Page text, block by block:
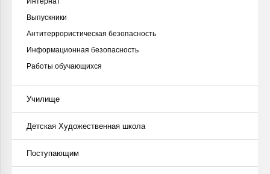
Выпускники
Антитеррористическая безопасность
Информационная безопасность
Работы обучающихся
Училище
Детская Художественная школа
Поступающим